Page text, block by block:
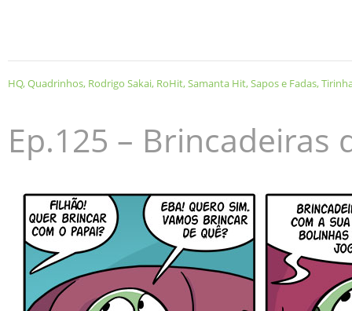
HQ,Quadrinhos, Rodrigo Sakai, RoHit,Samanta Hit,Sapos e Fadas,
Ep.125 – Brincadeiras